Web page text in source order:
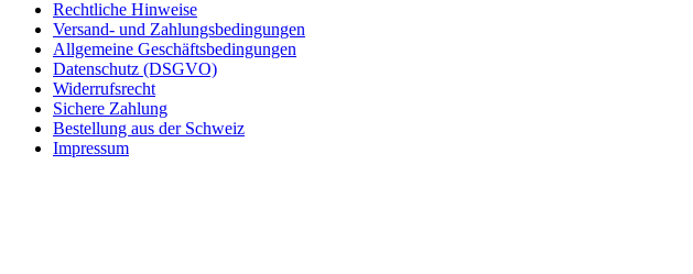
Rechtliche Hinweise
Versand- und Zahlungsbedingungen
Allgemeine Geschäftsbedingungen
Datenschutz (DSGVO)
Widerrufsrecht
Sichere Zahlung
Bestellung aus der Schweiz
Impressum